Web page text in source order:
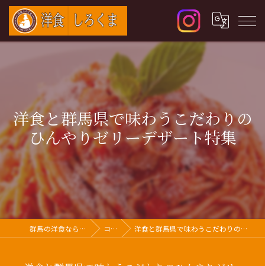
洋食と群馬県で味わうこだわりの
ひんやりゼリーデザート特集
群馬の洋食なら洋食 しろくま コラム 洋食と群馬県で味わうこだわりのひんやりゼリーデザート特集